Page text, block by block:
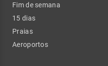
Fim de semana
15 dias
Praias
Aeroportos